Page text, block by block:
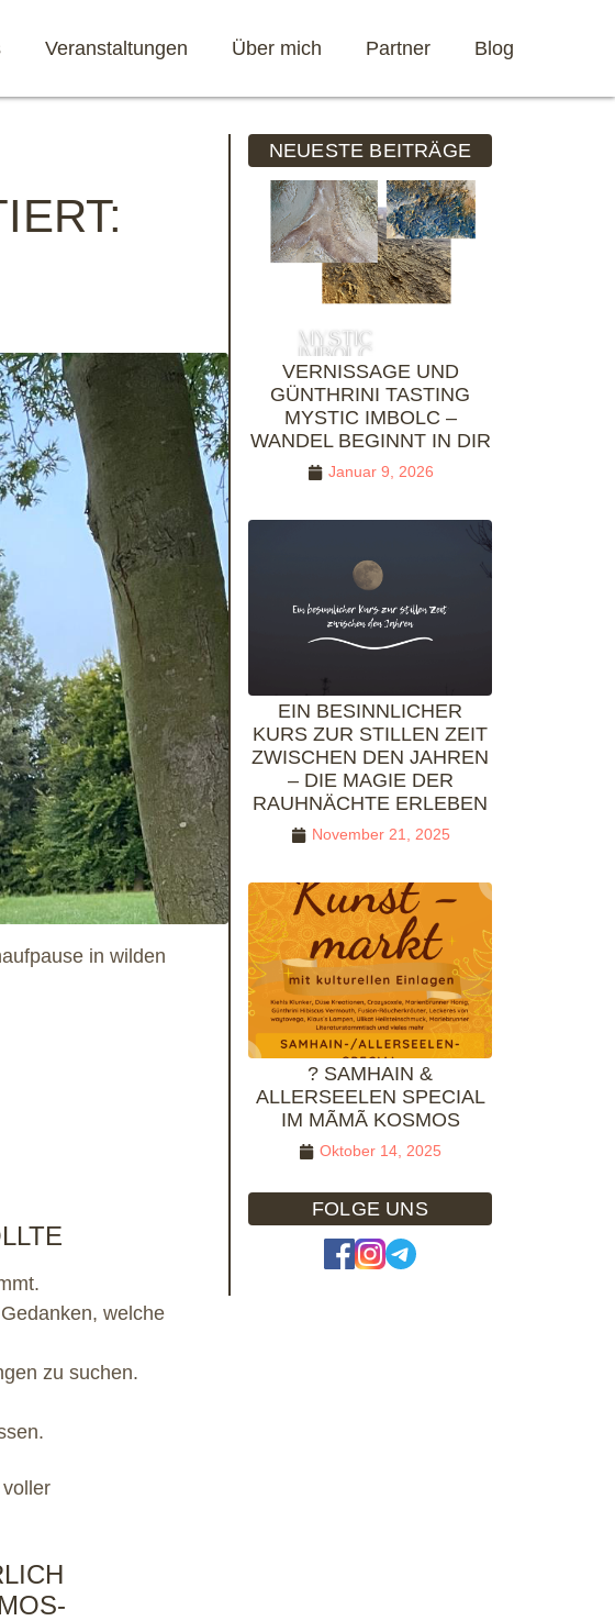
Veranstaltungen Über mich Partner Blog
in wilden
welche
zu suchen.
NEUESTE BEITRÄGE
VERNISSAGE UND
GÜNTHRINI TASTING
MYSTIC IMBOLC –
WANDEL BEGINNT IN DIR
Januar 9, 2026
EIN BESINNLICHER
KURS ZUR STILLEN ZEIT
ZWISCHEN DEN JAHREN
– DIE MAGIE DER
RAUHNÄCHTE ERLEBEN
November 21, 2025
? SAMHAIN &
ALLERSEELEN SPECIAL
IM MÃMÃ KOSMOS
Oktober 14, 2025
FOLGE UNS